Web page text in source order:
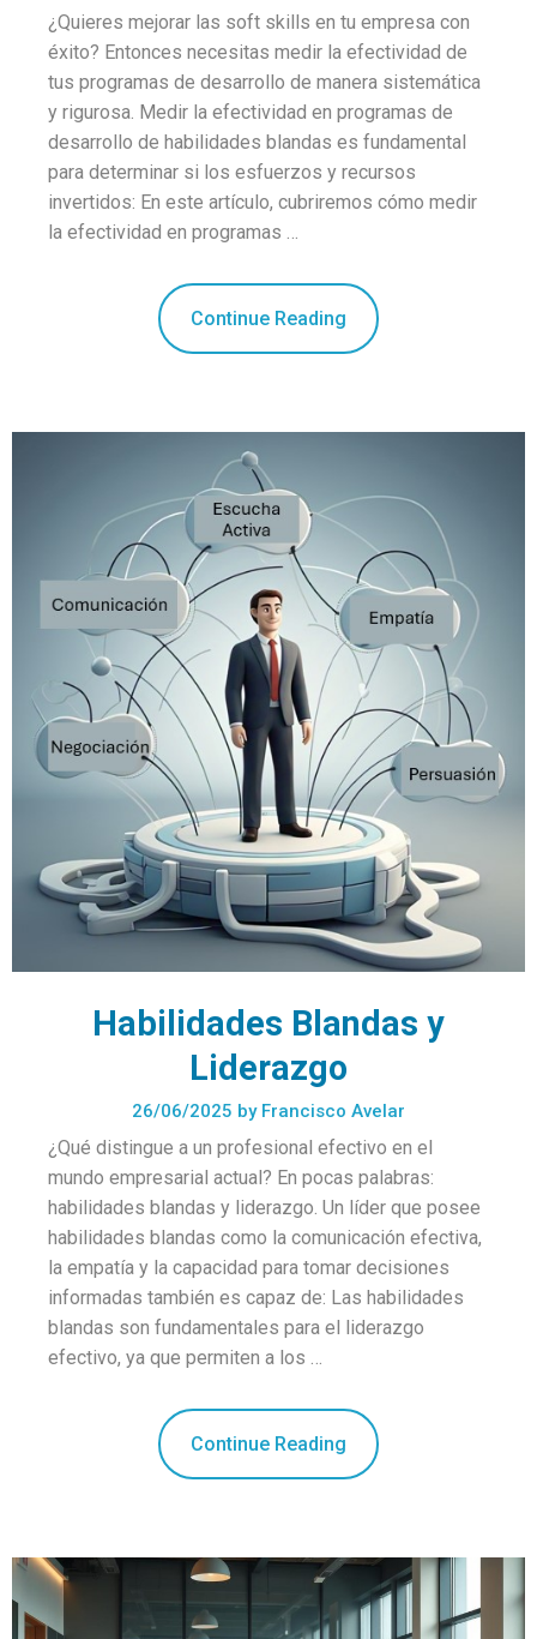
¿Quieres mejorar las soft skills en tu empresa con
éxito? Entonces necesitas medir la efectividad de
tus programas de desarrollo de manera sistemática
y rigurosa. Medir la efectividad en programas de
desarrollo de habilidades blandas es fundamental
para determinar si los esfuerzos y recursos
invertidos: En este artículo, cubriremos cómo medir
la efectividad en programas …
Continue Reading
Habilidades Blandas y
Liderazgo
26/06/2025 byFrancisco Avelar
¿Qué distingue a un profesional efectivo en el
mundo empresarial actual? En pocas palabras:
habilidades blandas y liderazgo. Un líder que posee
habilidades blandas como la comunicación efectiva,
la empatía y la capacidad para tomar decisiones
informadas también es capaz de: Las habilidades
blandas son fundamentales para el liderazgo
efectivo, ya que permiten a los …
Continue Reading